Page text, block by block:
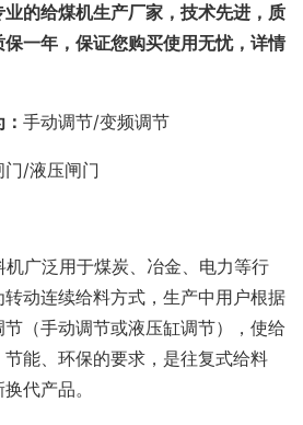
的给煤机生产厂家，技术先进，质
一年，保证您购买使用无忧，详情
手动调节/变频调节
门/液压闸门
机广泛用于煤炭、冶金、电力等行
动连续给料方式，生产中用户根据
（手动调节或液压缸调节），使给
能、环保的要求，是往复式给料
代产品。